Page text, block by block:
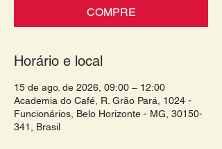
COMPRE
Horário e local
15 de ago. de 2026, 09:00 – 12:00
Academia do Café, R. Grão Pará, 1024 -
Funcionários, Belo Horizonte - MG, 30150-
341, Brasil